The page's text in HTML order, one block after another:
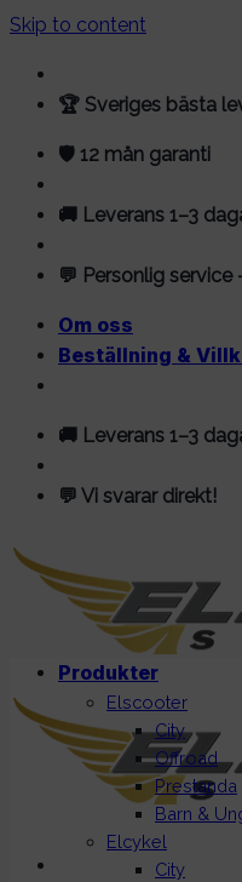
Skip to content
🏆 Sveriges bästa
🛡️ 12 mån garanti
🚚 Leverans 1–3
💬 Personlig service
Om oss
Beställning &
🚚 Leverans 1–3
💬 Vi svarar direkt!
Produkter
Elscooter
City
Offroad
Prestanda
Barn &
Elcykel
City